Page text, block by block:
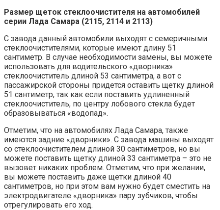
Размер щеток стеклоочистителя на автомобилей
серии Лада Самара (2115, 2114 и 2113)
С завода данный автомобили выходят с семеричными
стеклоочистителями, которые имеют длину 51
сантиметр. В случае необходимости замены, вы можете
использовать для водительского «дворника»
стеклоочиститель длиной 53 сантиметра, а вот с
пассажирской стороны придется оставить щетку длиной
51 сантиметр, так как если поставить удлиненный
стеклоочиститель, по центру лобового стекла будет
образовываться «водопад».
Отметим, что на автомобилях Лада Самара, также
имеются задние «дворники». С завода машины выходят
со стеклоочистителем длиной 30 сантиметров, но вы
можете поставить щетку длиной 33 сантиметра – это не
вызовет никаких проблем. Отметим, что при желании,
вы можете поставить даже щетки длиной 40
сантиметров, но при этом вам нужно будет сместить на
электродвигателе «дворника» пару зубчиков, чтобы
отрегулировать его ход.